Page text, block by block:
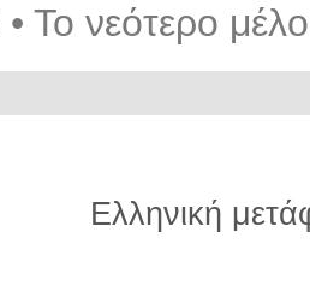
• Το νεότερο
Ελληνική